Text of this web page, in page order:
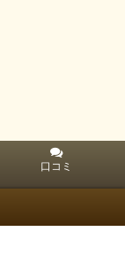
口コミ